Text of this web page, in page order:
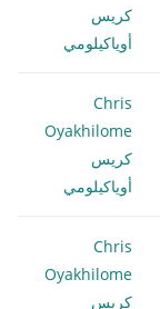
كريس
أوياكيلومي
Chris
Oyakhilome
كريس
أوياكيلومي
Chris
Oyakhilome
كريس